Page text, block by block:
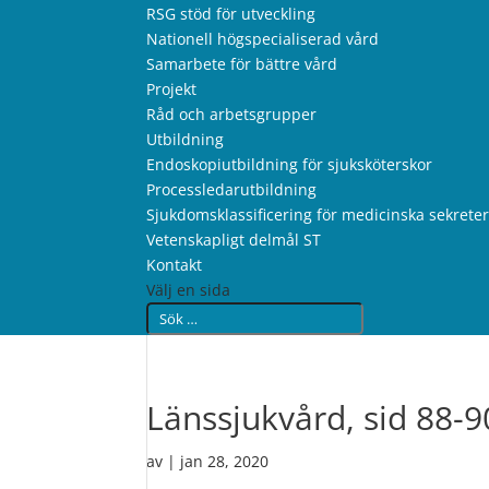
RSG stöd för utveckling
Nationell högspecialiserad vård
Samarbete för bättre vård
Projekt
Råd och arbetsgrupper
Utbildning
Endoskopiutbildning för sjuksköterskor
Processledarutbildning
Sjukdomsklassificering för medicinska
Vetenskapligt delmål ST
Kontakt
Välj en sida
Länssjukvård, sid 88-
av | jan 28, 2020